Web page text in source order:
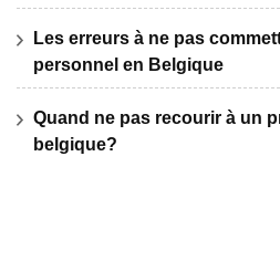
Les erreurs à ne pas
personnel en Belgique
Quand ne pas recourir à un
belgique?